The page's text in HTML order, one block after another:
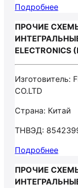
Подробнее
ПРОЧИЕ
ELECTRONICS
Изготовитель:
CO.LTD
Страна: Китай
ТНВЭД:
Подробнее
ПРОЧИЕ